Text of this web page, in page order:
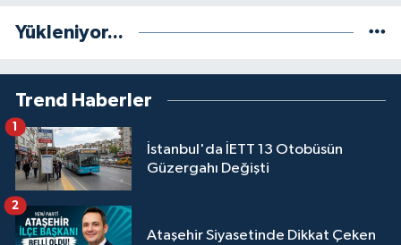
Yükleniyor...
Trend Haberler
İstanbul'da İETT 13 Otobüsün
Güzergahı Değişti
1
Ataşehir Siyasetinde Dikkat Çeken
2